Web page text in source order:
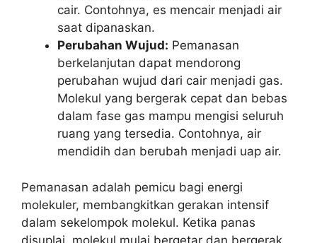
cair. Contohnya, es mencair menjadi air
saat dipanaskan.
Perubahan Wujud: Pemanasan
berkelanjutan dapat mendorong
perubahan wujud dari cair menjadi gas.
Molekul yang bergerak cepat dan bebas
dalam fase gas mampu mengisi seluruh
ruang yang tersedia. Contohnya, air
mendidih dan berubah menjadi uap air.
Pemanasan adalah pemicu bagi energi
molekuler, membangkitkan gerakan intensif
dalam sekelompok molekul. Ketika panas
disuplai, molekul mulai bergetar dan bergerak